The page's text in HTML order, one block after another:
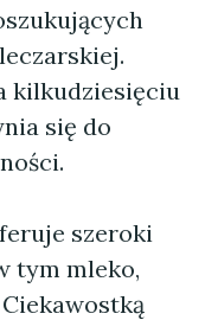
kilkudziesięciu
się do
szeroki
tym mleko,